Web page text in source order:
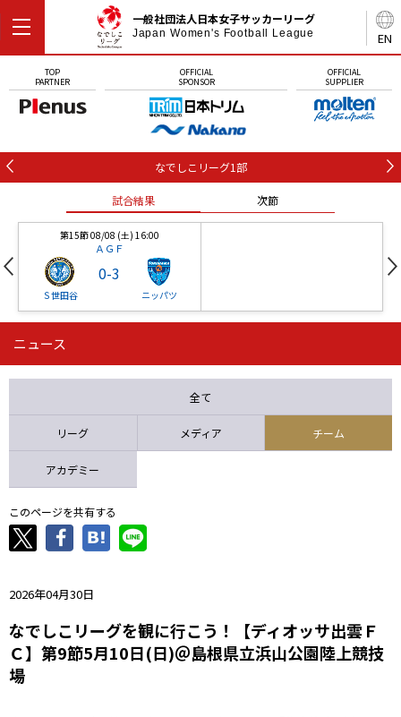
EN
一般社団法人日本女子サッカーリーグ
Japan Women's Football League
TOP
PARTNER
OFFICIAL
SPONSOR
OFFICIAL
SUPPLIER
なでしこリーグ1部
試合結果 次節
第15節 08/08 (土) 16:00
ＡＧＦ
Ｓ世田谷
0-3
ニッパツ
第16節 09/05 (土) 15:00
ニッパツ 石人の星
ニュース
全て
リーグ メディア チーム
アカデミー
このページを共有する
2026年04月30日
なでしこリーグを観に行こう！【ディオッサ出雲Ｆ
Ｃ】第9節5月10日(日)＠島根県立浜山公園陸上競技
場